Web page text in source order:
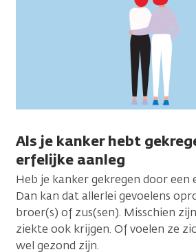
Als je kanker hebt
erfelijke aanleg
Heb je kanker gekregen door een
Dan kan dat allerlei gevoelens
broer(s) of zus(sen). Misschien
ziekte ook krijgen. Of voelen ze
wel gezond zijn.